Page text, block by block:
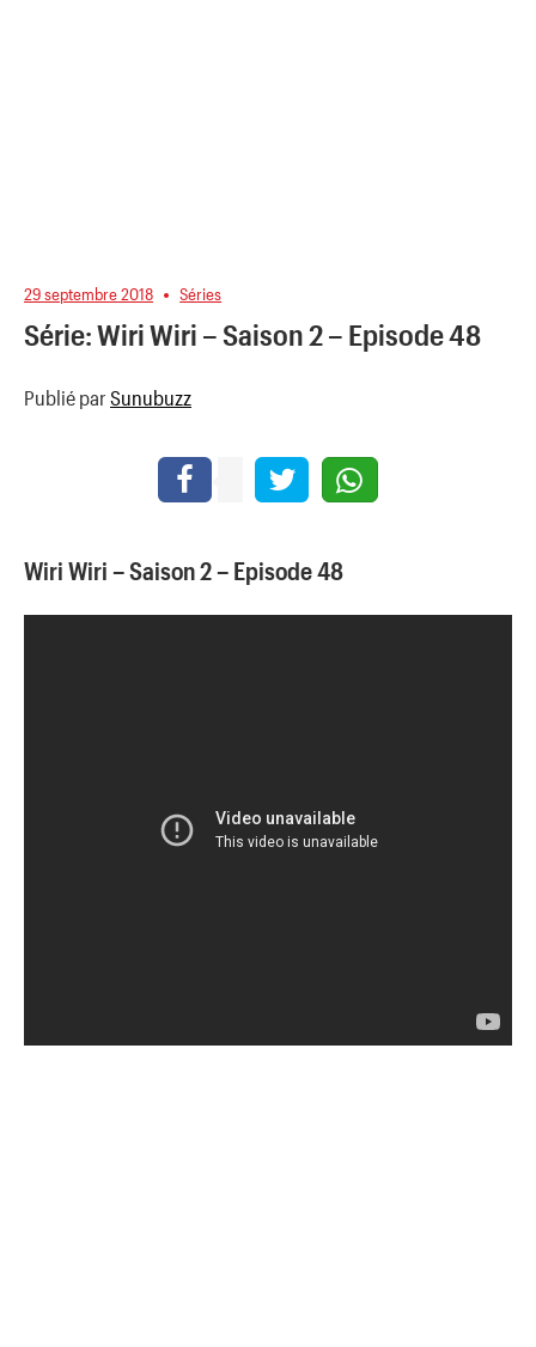
29 septembre 2018 Séries
Série: Wiri Wiri – Saison 2 – Episode 48
Publié par Sunubuzz
Wiri Wiri – Saison 2 – Episode 48